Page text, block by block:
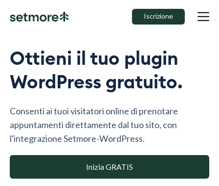
Iscrizione
Ottieni il tuo plugin
WordPress gratuito.
Consenti ai tuoi visitatori online di prenotare
appuntamenti direttamente dal tuo sito, con
l'integrazione Setmore-WordPress.
Inizia GRATIS